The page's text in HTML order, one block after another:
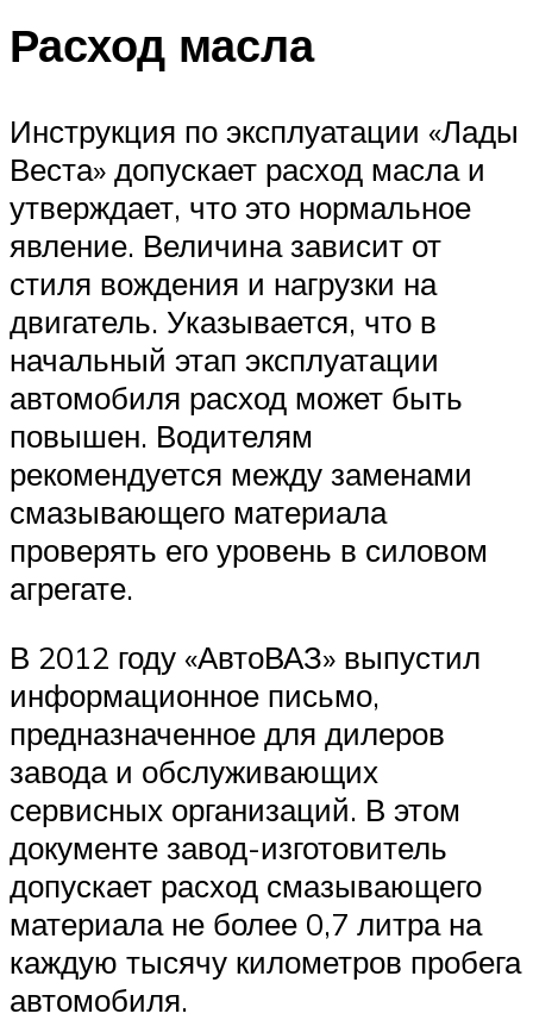
Расход масла
Инструкция по эксплуатации «Лады
Веста» допускает расход масла и
утверждает, что это нормальное
явление. Величина зависит от
стиля вождения и нагрузки на
двигатель. Указывается, что в
начальный этап эксплуатации
автомобиля расход может быть
повышен. Водителям
рекомендуется между заменами
смазывающего материала
проверять его уровень в силовом
агрегате.
В 2012 году «АвтоВАЗ» выпустил
информационное письмо,
предназначенное для дилеров
завода и обслуживающих
сервисных организаций. В этом
документе завод-изготовитель
допускает расход смазывающего
материала не более 0,7 литра на
каждую тысячу километров пробега
автомобиля.